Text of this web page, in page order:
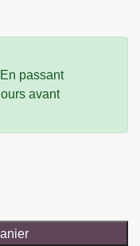
passant
avant